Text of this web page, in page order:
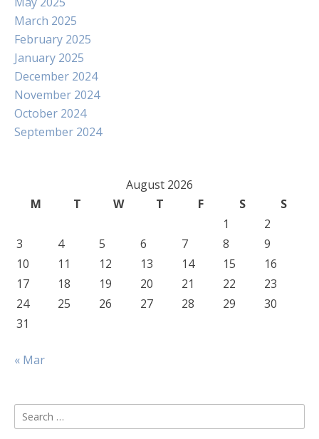
March 2025
February 2025
January 2025
December 2024
November 2024
October 2024
September 2024
August 2026
M
T W T F S
S
1
2
3
4 5 6 7 8
9
10
11 12 13 14 15
16
17
18 19 20 21 22
23
24
25 26 27 28 29
30
31
« Mar
Search
for: